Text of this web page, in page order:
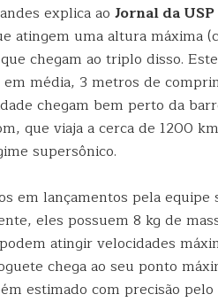
explica ao Jornal da USP
atingem uma altura máxima
chegam ao triplo disso.
média, 3 metros de
chegam bem perto da
que viaja a cerca de 1200
supersônico.
em lançamentos pela
eles possuem 8 kg de
atingir velocidades
chega ao seu ponto
estimado com precisão pelo